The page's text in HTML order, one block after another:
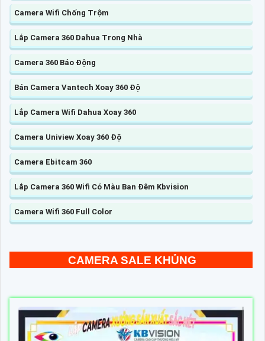
Camera Wifi Chống Trộm
Lắp Camera 360 Dahua Trong Nhà
Camera 360 Báo Động
Bán Camera Vantech Xoay 360 Độ
Lắp Camera Wifi Dahua Xoay 360
Camera Uniview Xoay 360 Độ
Camera Ebitcam 360
Lắp Camera 360 Wifi Có Màu Ban Đêm Kbvision
Camera Wifi 360 Full Color
CAMERA SALE KHỦNG